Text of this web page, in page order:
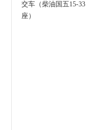
交车（柴油国五15-33
座）